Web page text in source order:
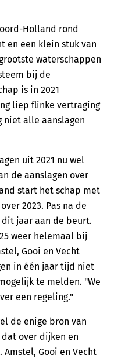
Holland rond
en een klein stuk van
waterschappen
bij de
is in 2021
liep flinke vertraging
niet alle aanslagen
uit 2021 nu wel
de aanslagen over
start het schap met
2023. Pas na de
dit jaar aan de beurt.
weer helemaal bij
Gooi en Vecht
in één jaar tijd niet
te melden. "We
een regeling."
de enige bron van
over dijken en
Gooi en Vecht